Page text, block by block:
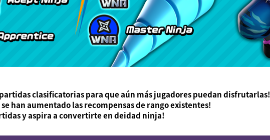
clasificatorias para que aún más jugadores puedan disfrutarlas!
han aumentado las recompensas de rango existentes!
y aspira a convertirte en deidad ninja!